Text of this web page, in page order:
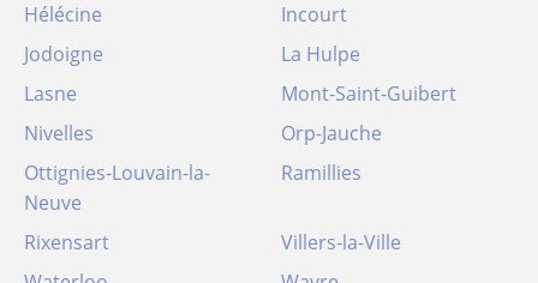
Hélécine
Incourt
Jodoigne
La Hulpe
Lasne
Mont-Saint-Guibert
Nivelles
Orp-Jauche
Ottignies-Louvain-la-
Neuve
Ramillies
Rixensart
Villers-la-Ville